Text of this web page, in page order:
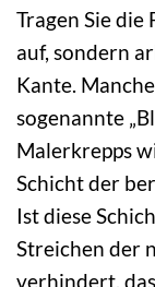
Tragen Sie
auf, sondern
Kante.
sogenannte
Malerkrepps
Schicht der
Ist diese
Streichen der
verhindert,